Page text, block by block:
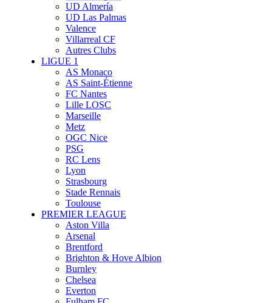
UD Almería
UD Las Palmas
Valence
Villarreal CF
Autres Clubs
LIGUE 1
AS Monaco
AS Saint-Étienne
FC Nantes
Lille LOSC
Marseille
Metz
OGC Nice
PSG
RC Lens
Lyon
Strasbourg
Stade Rennais
Toulouse
PREMIER LEAGUE
Aston Villa
Arsenal
Brentford
Brighton & Hove Albion
Burnley
Chelsea
Everton